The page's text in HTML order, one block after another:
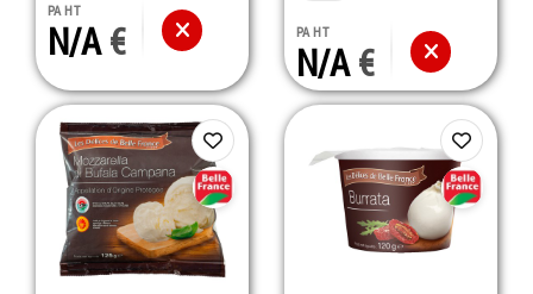
PA HT
N/A PA HT
N/A